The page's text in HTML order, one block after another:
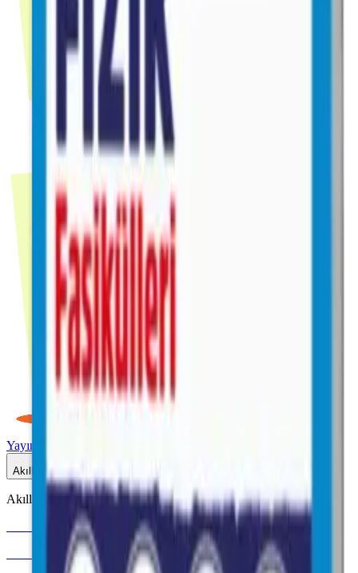
Yayınlar
Akıllı Tahta
Akıllı Tahta Uyumlu
Fenomen Okul
More & More